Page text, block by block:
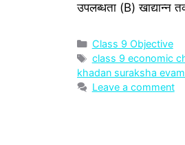
उपलब्धता (B) खाद्यान्न
Categories
Class 9 Objective
Tags
class 9 economic
khadan suraksha
Leave a comment